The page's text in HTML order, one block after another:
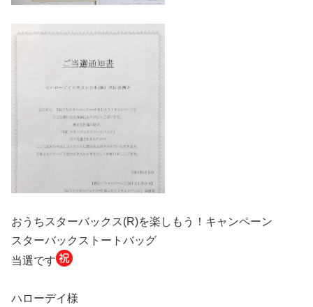
おうちスターバックス(R)を楽しもう！キャンペーン
スターバックストートバッグ
当選です
ハローデイ様